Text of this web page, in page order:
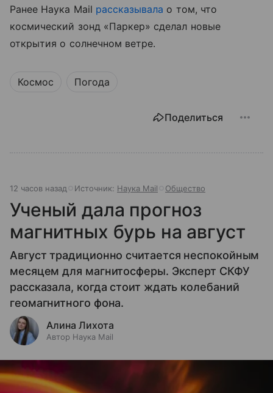
Ранее Наука Mail рассказывала о том, что
космический зонд «Паркер» сделал новые
открытия о солнечном ветре.
Космос Погода
Поделиться
12 часов назад Источник: Наука Mail Общество
Ученый дала прогноз
магнитных бурь на август
Август традиционно считается неспокойным
месяцем для магнитосферы. Эксперт СКФУ
рассказала, когда стоит ждать колебаний
геомагнитного фона.
Алина Лихота
Автор Наука Mail